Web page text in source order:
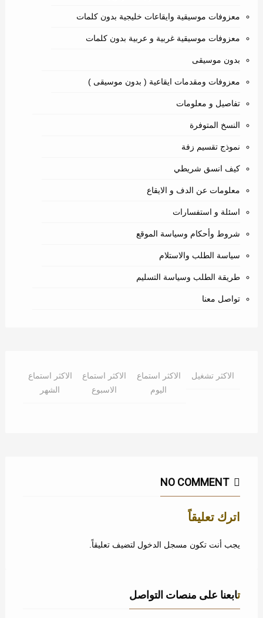
معزوفات موسيقية وايقاعات خليجية بدون كلمات
معزوفات موسيقية غربية و عربية بدون كلمات
بدون موسيقى
معزوفات ومقدمات ايقاعية ( بدون موسيقى )
تفاصيل و معلومات
النسخ المتوفرة
نموذج تقسيم زفة
كيف انسق شريطي
معلومات عن الدف و الايقاع
اسئلة و استفسارات
شروط وأحكام وسياسة الموقع
سياسة الطلب والاستلام
طريقة الطلب وسياسة التسليم
تواصل معنا
الاكثر تشغيل
الاكثر استماع
اليوم
الاكثر استماع
الاسبوع
الاكثر استماع
الشهر
NO COMMENT
اترك تعليقاً
يجب أنت تكون مسجل الدخول لتضيف تعليقاً.
تابعنا على منصات التواصل